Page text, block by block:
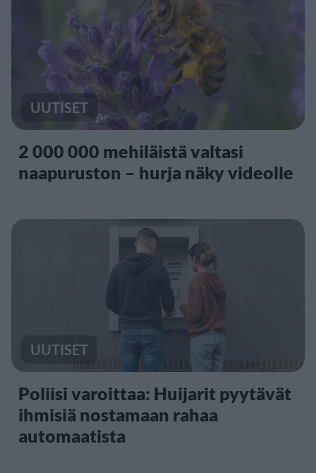
UUTISET
2 000 000 mehiläistä valtasi
naapuruston – hurja näky videolle
UUTISET
Poliisi varoittaa: Huijarit pyytävät
ihmisiä nostamaan rahaa
automaatista